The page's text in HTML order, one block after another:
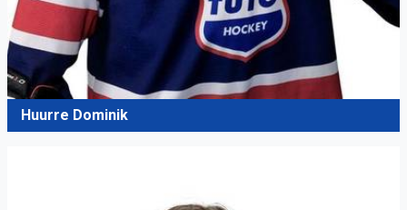
Huurre Dominik